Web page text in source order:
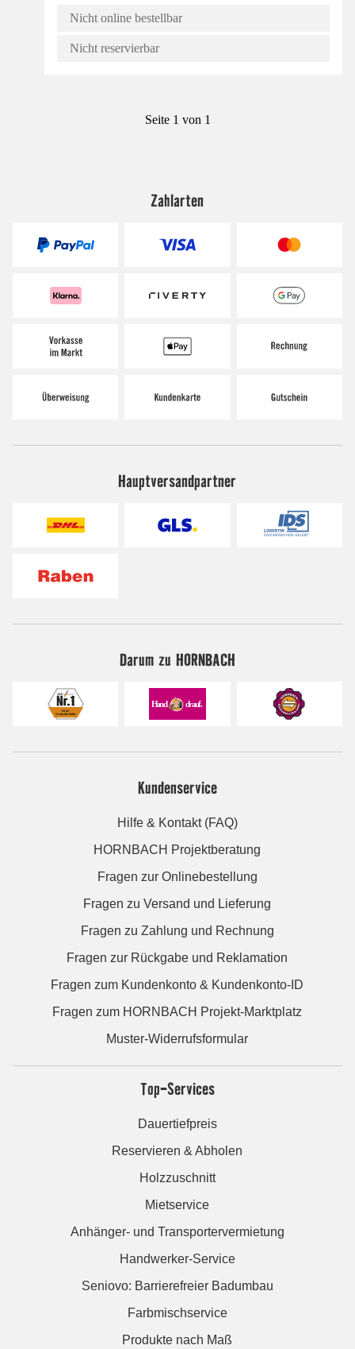
Nicht online bestellbar
Nicht reservierbar
Seite 1 von 1
Zahlarten
Hauptversandpartner
Darum zu HORNBACH
Kundenservice
Hilfe & Kontakt (FAQ)
HORNBACH Projektberatung
Fragen zur Onlinebestellung
Fragen zu Versand und Lieferung
Fragen zu Zahlung und Rechnung
Fragen zur Rückgabe und Reklamation
Fragen zum Kundenkonto & Kundenkonto-ID
Fragen zum HORNBACH Projekt-Marktplatz
Muster-Widerrufsformular
Top-Services
Dauertiefpreis
Reservieren & Abholen
Holzzuschnitt
Mietservice
Anhänger- und Transportervermietung
Handwerker-Service
Seniovo: Barrierefreier Badumbau
Farbmischservice
Produkte nach Maß